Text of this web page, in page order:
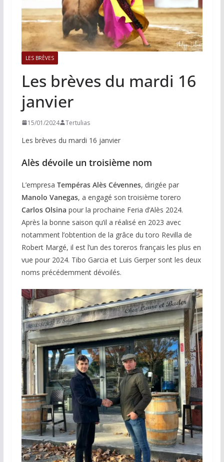
LES BRÈVES
Les brèves du mardi 16
janvier
15/01/2024 Tertulias
Les brèves du mardi 16 janvier
Alès dévoile un troisième nom
L’empresa Tempéras Alès Cévennes, dirigée par
Manolo Vanegas, a engagé son troisième torero
Carlos Olsina pour la prochaine Feria d’Alès 2024.
Après la bonne saison qu’il a réalisé en 2023 avec
notamment l’obtention de la grâce du toro Revilla de
Robert Margé, il est l’un des toreros français les plus en
vue pour 2024. Tibo Garcia et Luis Gerper sont les deux
noms précédemment dévoilés.